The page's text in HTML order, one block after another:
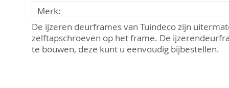
Merk:
De ijzeren deurframes van Tuindeco zijn
zelftapschroeven op het frame. De
te bouwen, deze kunt u eenvoudig bijbestellen.